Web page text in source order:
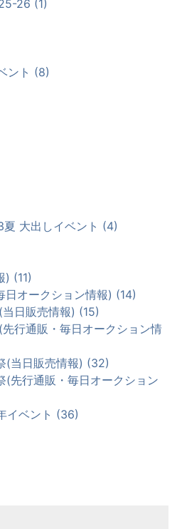
26 (1)
ント (8)
大出しイベント (4)
) (11)
日オークション情報) (14)
日販売情報) (15)
行通販・毎日オークション情
(当日販売情報) (32)
(先行通販・毎日オークション
イベント (36)